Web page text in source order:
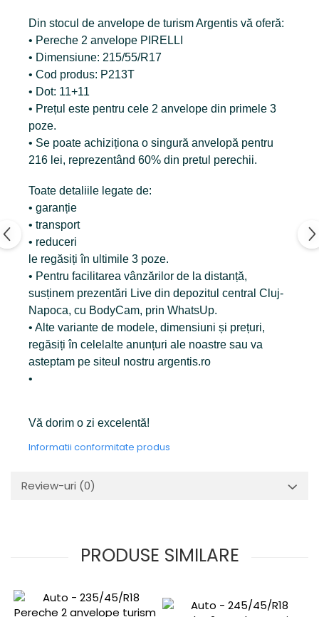
Din stocul de anvelope de turism Argentis vă oferă:
• Pereche 2 anvelope PIRELLI
• Dimensiune: 215/55/R17
• Cod produs: P213T
• Dot: 11+11
• Prețul este pentru cele 2 anvelope din primele 3
poze.
• Se poate achiziționa o singură anvelopă pentru
216 lei, reprezentând 60% din pretul perechii.
Toate detaliile legate de:
• garanție
• transport
• reduceri
le regăsiți în ultimile 3 poze.
• Pentru facilitarea vânzărilor de la distanță,
susținem prezentări Live din depozitul central Cluj-
Napoca, cu BodyCam, prin WhatsUp.
• Alte variante de modele, dimensiuni și prețuri,
regăsiți în celelalte anunțuri ale noastre sau va
asteptam pe siteul nostru argentis.ro
•
Vă dorim o zi excelentă!
Informatii conformitate produs
Review-uri (0)
PRODUSE SIMILARE